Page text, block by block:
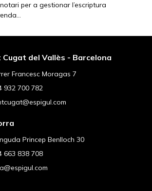
per a gestionar l’escriptura
Cugat del Vallès - Barcelona
Francesc Moragas 7
932 700 782
Princep Benlloch 30
663 838 708